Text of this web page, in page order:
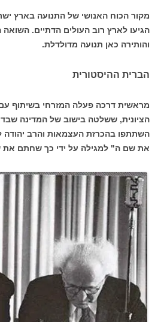
מקור הכוח האנושי של התנועה בארץ
הגיעו לארץ רוב העולים הדתיים.
והותירה כאן תנועה מדולדלת.
הברית ההיסטורית
מראשית דרכה פעלה המזרחי בשיתוף
הציונית, ששלטה בישוב של המדינה
השתתפו בהכרזת העצמאות והרב יהודה
את שם ה" למגילה על ידי כך שחתם